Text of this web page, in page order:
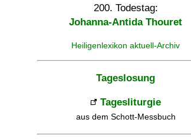
200. Todestag:
Johanna-Antida Thouret
Heiligenlexikon aktuell-Archiv
Tageslosung
Tagesliturgie
aus dem Schott-Messbuch